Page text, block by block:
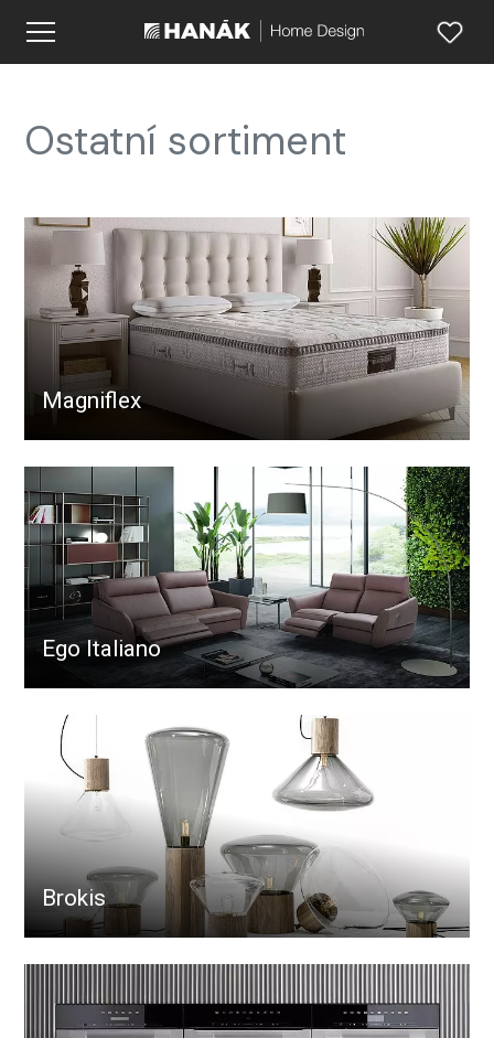
Ostatní sortiment
Magniflex
Ego Italiano
Brokis